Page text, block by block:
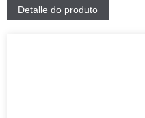
Detalle do produto